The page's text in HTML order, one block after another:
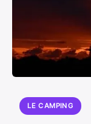
LE CAMPING